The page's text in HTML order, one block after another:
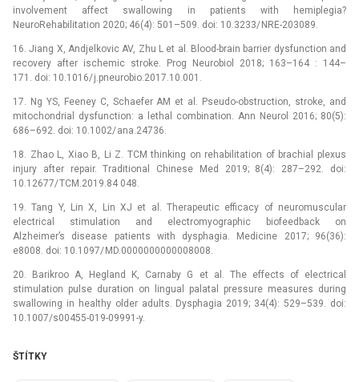
involvement affect swallowing in patients with hemiplegia?
NeuroRehabilitation 2020; 46(4): 501–509. doi: 10.3233/ NRE-203089.
16. Jiang X, Andjelkovic AV, Zhu L et al. Blood-brain barrier dysfunction and
recovery after ischemic stroke. Prog Neurobiol 2018; 163–164 : 144–
171. doi: 10.1016/ j.pneurobio.2017.10.001.
17. Ng YS, Feeney C, Schaefer AM et al. Pseudo-obstruction, stroke, and
mitochondrial dysfunction: a lethal combination. Ann Neurol 2016; 80(5):
686–692. doi: 10.1002/ ana.24736.
18. Zhao L, Xiao B, Li Z. TCM thinking on rehabilitation of brachial plexus
injury after repair. Traditional Chinese Med 2019; 8(4): 287–292. doi:
10.12677/ TCM.2019.84 048.
19. Tang Y, Lin X, Lin XJ et al. Therapeutic efficacy of neuromuscular
electrical stimulation and electromyographic biofeedback on
Alzheimer’s disease patients with dysphagia. Medicine 2017; 96(36):
e8008. doi: 10.1097/ MD.0000000000008008.
20. Barikroo A, Hegland K, Carnaby G et al. The effects of electrical
stimulation pulse duration on lingual palatal pressure measures during
swallowing in healthy older adults. Dysphagia 2019; 34(4): 529–539. doi:
10.1007/s00455-019-09991-y.
ŠTÍTKY